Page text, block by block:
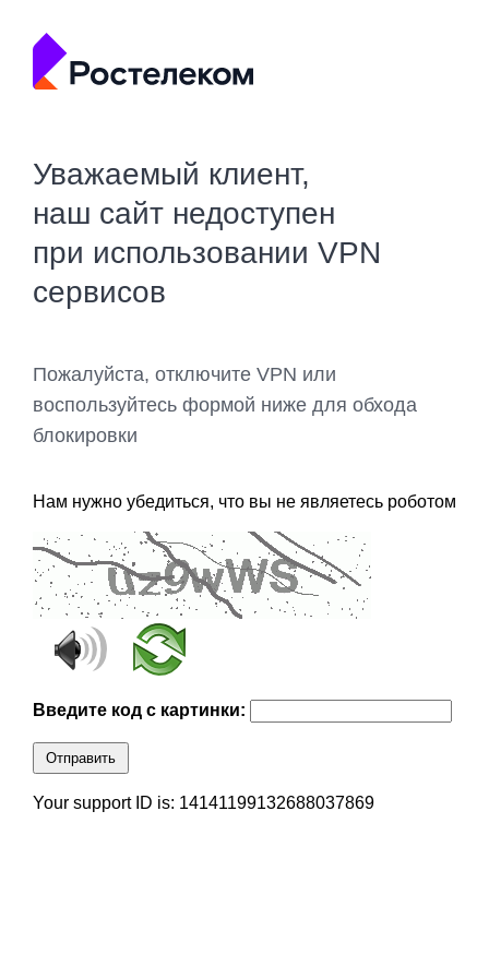
Уважаемый клиент,
наш сайт недоступен
при использовании VPN
сервисов
Пожалуйста, отключите VPN или
воспользуйтесь формой ниже для обхода
блокировки
Нам нужно убедиться, что вы не являетесь роботом
Введите код с картинки:
Отправить
Your support ID is: 14141199132688037869